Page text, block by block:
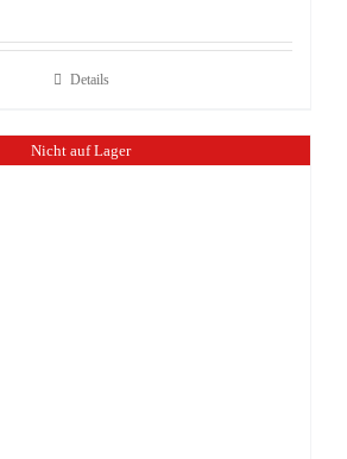
Details
Nicht auf Lager